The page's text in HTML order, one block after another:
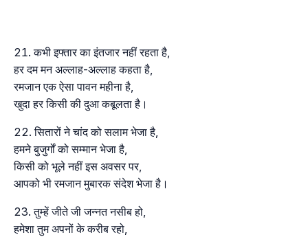
कभी इफ्तार का इंतजार नहीं रहता है,
हर दम मन अल्लाह-अल्लाह कहता है,
रमजान एक ऐसा पावन महीना है,
खुदा हर किसी की दुआ कबूलता है।
सितारों ने चांद को सलाम भेजा है,
हमने बुजुर्गों को सम्मान भेजा है,
किसी को भूले नहीं इस अवसर पर,
आपको भी रमजान मुबारक संदेश भेजा है।
तुम्हें जीते जी जन्नत नसीब हो,
हमेशा तुम अपनों के करीब रहो,